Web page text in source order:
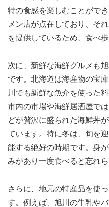
特の食感を楽しむことがで
メン店が点在しており、そ
を提供しているため、食べ
次に、新鮮な海鮮グルメも
です。北海道は海産物の宝
川でも新鮮な魚介を使った
市内の市場や海鮮居酒屋で
どが贅沢に盛られた海鮮丼
ています。特に冬は、旬を
能する絶好の時期です。身
みがあり一度食べると忘れら
さらに、地元の特産品を使
す。例えば、旭川の牛乳や